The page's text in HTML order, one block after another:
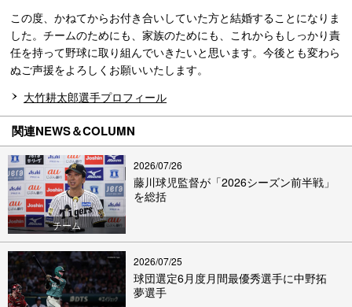
この度、かねてからお付き合いしていた方と結婚することになりま
した。チームのためにも、家族のためにも、これからもしっかり責
任を持って野球に取り組んでいきたいと思います。今後とも変わら
ぬご声援をよろしくお願いいたします。
大竹耕太郎選手プロフィール
関連NEWS＆COLUMN
チーム
2026/07/26
藤川球児監督が「2026シーズン前半戦」
を総括
2026/07/25
球団選定6月度月間最優秀選手に中野拓
夢選手